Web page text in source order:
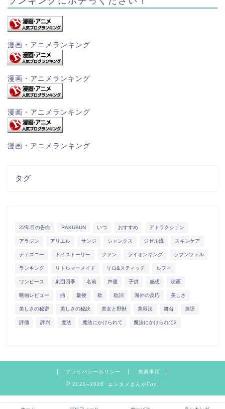
漫画・アニメランキング
漫画・アニメランキング
漫画・アニメランキング
漫画・アニメランキング
タグ
22年目の告白 RAKUBUN いつ おすすめ アトラクション
アラジン アリエル サンジ シャンクス ジゼル流 スキンケア
ディズニー トイストーリー ファン ライオンキング ラプンツェル
ランキング リトルマーメイド リロ&スティッチ ルフィ
ワンピース 劇団四季 名前 声優 子供 感想 映画
映画レビュー 曲 最後 歌 歌詞 海外の反応 美しさ
美しさの秘密 美しさの秘訣 美女と野獣 美容法 舞台 英語
評価 評判 魔法 魔法にかけられて 魔法にかけられて2
プライバシーポリシー 免責事項
2021–2026 エンタメまんがFun!